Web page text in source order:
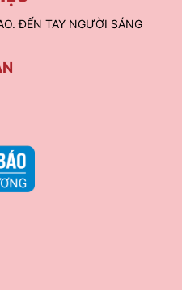
ĐẾN TAY NGƯỜI SÁNG